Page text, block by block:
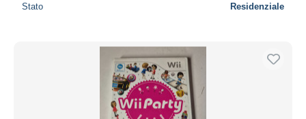
Stato Residenziale